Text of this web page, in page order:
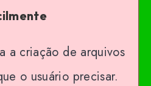
a criação de arquivos
o usuário precisar.